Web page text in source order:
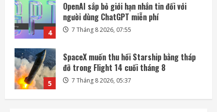
5
SpaceX muốn thu hồi Starship bằng tháp
đỡ trong Flight 14 cuối tháng 8
7 Tháng 8 2026, 05:37
1
Ba công ty điển hình phát triển công nghệ
trồng cây trên Mặt Trăng
7 Tháng 8 2026, 12:00